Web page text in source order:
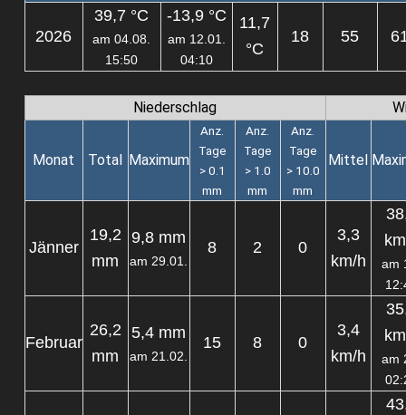
2026
39,7 °C
am 04.08.
15:50
-13,9 °C
am 12.01.
04:10
11,7
°C
18 55
Niederschlag
Monat Total Maximum
Anz.
Tage
> 0.1
mm
Anz.
Tage
> 1.0
mm
Anz.
Tage
> 10.0
mm
Mittel
Jänner
19,2
mm
9,8 mm
am 29.01.
8 2 0
3,3
km/h
am
Februar
26,2
mm
5,4 mm
am 21.02.
15 8 0
3,4
km/h
am